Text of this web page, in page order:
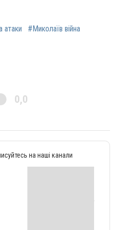
атаки
#Миколаїв війна
0,0
на наші канали